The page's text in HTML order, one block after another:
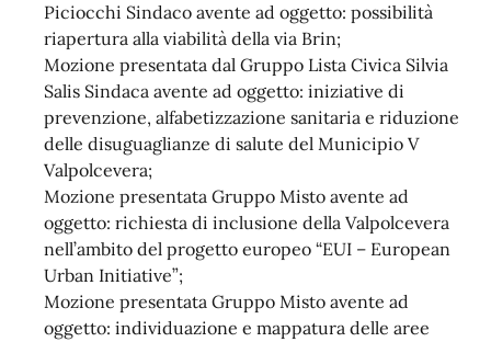
Piciocchi Sindaco avente ad oggetto: possibilità
riapertura alla viabilità della via Brin;
Mozione presentata dal Gruppo Lista Civica Silvia
Salis Sindaca avente ad oggetto: iniziative di
prevenzione, alfabetizzazione sanitaria e riduzione
delle disuguaglianze di salute del Municipio V
Valpolcevera;
Mozione presentata Gruppo Misto avente ad
oggetto: richiesta di inclusione della Valpolcevera
nell’ambito del progetto europeo “EUI – European
Urban Initiative”;
Mozione presentata Gruppo Misto avente ad
oggetto: individuazione e mappatura delle aree